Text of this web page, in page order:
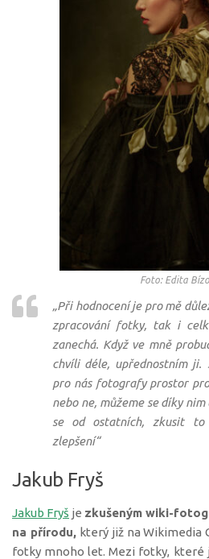
Foto: Edita
„Při hodnocení je pro mě
zpracování fotky, tak i
zanechá. Když ve mně
chvíli déle, upřednostním
pro nás fotografy prostor
nebo ne, můžeme se díky
se od ostatních, zkusit
zlepšení“
Jakub Fryš
Jakub Fryš je zkušeným wiki-
na přírodu, který již na Wikimedia
fotky mnoho let. Mezi fotky, které